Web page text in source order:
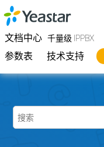
跳转到主要内容
文档中心 千量级 IPPBX
参数表 技术支持
Yeastar千量级 IPPBX